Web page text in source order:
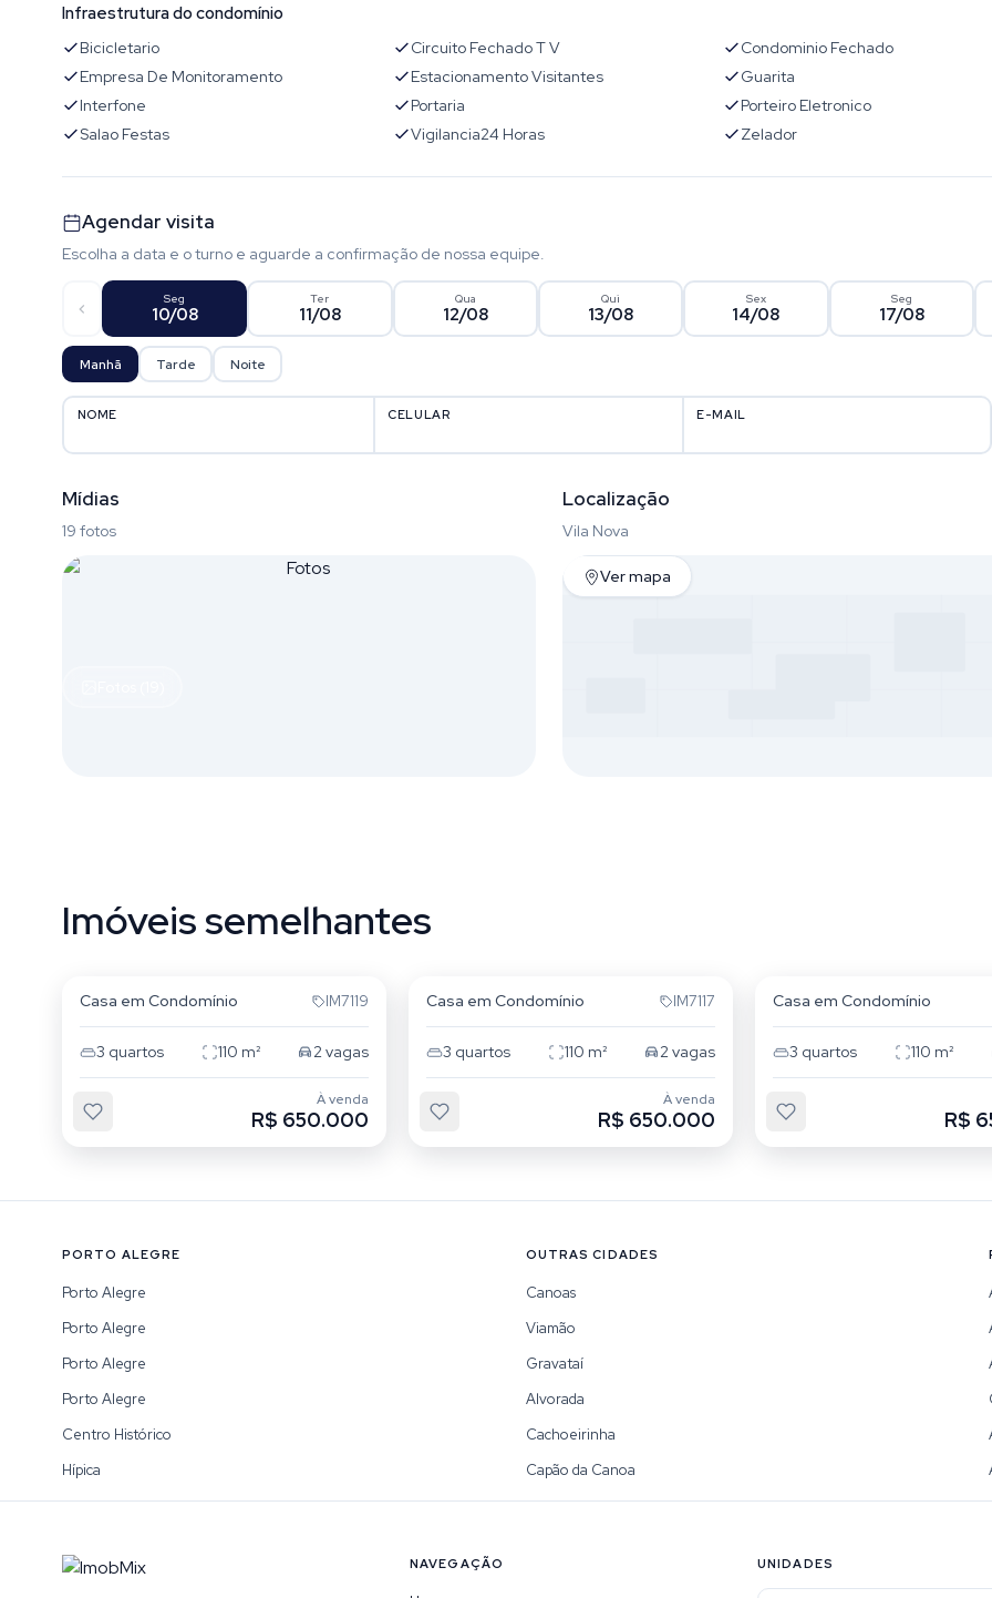
Infraestrutura do condomínio
Bicicletario Circuito Fechado T V
Condominio Fechado
Empresa De Monitoramento
Estacionamento Visitantes
Guarita
Interfone
Portaria
Porteiro Eletronico
Salao Festas
Vigilancia24 Horas Zelador
Agendar visita
Escolha a data e o turno e aguarde a confirmação de nossa equipe.
Seg
10/08
Ter
11/08
Qua
12/08
Qui
13/08
Sex
14/08
Seg
17/08
Manhã Tarde Noite
NOME CELULAR E-MAIL
Mídias
19 fotos
Localização
Vila Nova
Ver mapa
Imóveis semelhantes
Casa em Condomínio IM7119
3 quartos 110 m² 2vagas
À venda
R$ 650.000
Casa em Condomínio IM7117
3 quartos 110 m² 2vagas
À venda
R$ 650.000
Casa em Condomínio
3 quartos 110 m²
R$
PORTO ALEGRE
Porto Alegre
Porto Alegre
Porto Alegre
Porto Alegre
Centro Histórico
Hípica
OUTRAS CIDADES
Canoas
Viamão
Gravataí
Alvorada
Cachoeirinha
Capão da Canoa
NAVEGAÇÃO UNIDADES